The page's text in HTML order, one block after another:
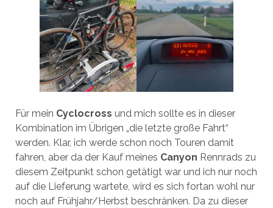
Für mein Cyclocross und mich sollte es in dieser
Kombination im Übrigen „die letzte große Fahrt“
werden. Klar, ich werde schon noch Touren damit
fahren, aber da der Kauf meines Canyon Rennrads zu
diesem Zeitpunkt schon getätigt war und ich nur noch
auf die Lieferung wartete, wird es sich fortan wohl nur
noch auf Frühjahr/Herbst beschränken. Da zu dieser